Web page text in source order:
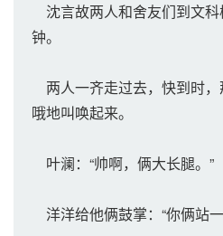
沈言故两人和舍友们到文
钟。
两人一齐走过去，快到时
哦地叫唤起来。
叶澜：“帅啊，俩大长腿。”
洋洋给他俩鼓掌：“你俩站